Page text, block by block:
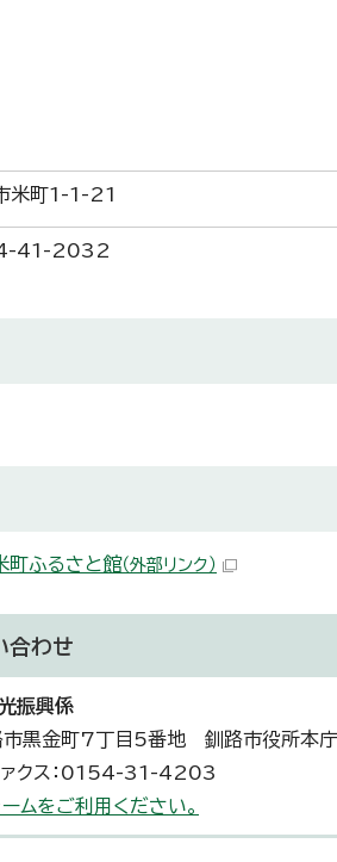
米町1-1-21
41-2032
町ふるさと館（外部リンク）
合わせ
振興係
黒金町7丁目5番地 釧路市役所本
クス：0154-31-4203
ムをご利用ください。